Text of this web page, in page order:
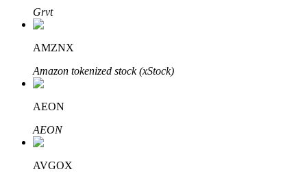
Pelajari Staking
Pelajari tentang mendapatkan penghasilan pasif
Bitrue
AI
Grvt
AMZNX
Amazon tokenized stock (xStock)
AEON
AEON
AVGOX